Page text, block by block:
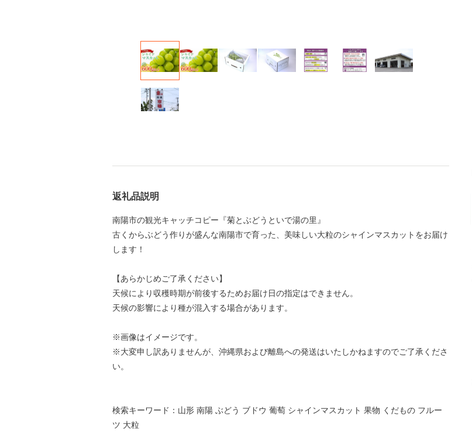
返礼品説明
南陽市の観光キャッチコピー『菊とぶどうといで湯の里』
古くからぶどう作りが盛んな南陽市で育った、美味しい大粒のシャインマスカットをお届け
します！
【あらかじめご了承ください】
天候により収穫時期が前後するためお届け日の指定はできません。
天候の影響により種が混入する場合があります。
※画像はイメージです。
※大変申し訳ありませんが、沖縄県および離島への発送はいたしかねますのでご了承くださ
い。
検索キーワード：山形 南陽 ぶどう ブドウ 葡萄 シャインマスカット 果物 くだもの フルー
ツ 大粒